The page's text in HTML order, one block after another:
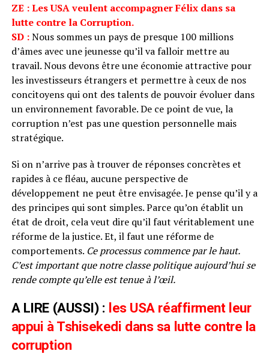
ZE : Les USA veulent accompagner Félix dans sa
lutte contre la Corruption.
SD :Nous sommes un pays de presque 100 millions
d’âmes avec une jeunesse qu’il va falloir mettre au
travail. Nous devons être une économie attractive pour
les investisseurs étrangers et permettre à ceux de nos
concitoyens qui ont des talents de pouvoir évoluer dans
un environnement favorable. De ce point de vue, la
corruption n’est pas une question personnelle mais
stratégique.
Si on n’arrive pas à trouver de réponses concrètes et
rapides à ce fléau, aucune perspective de
développement ne peut être envisagée. Je pense qu’il y a
des principes qui sont simples. Parce qu’on établit un
état de droit, cela veut dire qu’il faut véritablement une
réforme de la justice. Et, il faut une réforme de
comportements. Ce processus commence par le haut.
C’est important que notre classe politique aujourd’hui se
rende compte qu’elle est tenue à l’œil.
A LIRE (AUSSI) : les USA réaffirment leur
appui à Tshisekedi dans sa lutte contre la
corruption